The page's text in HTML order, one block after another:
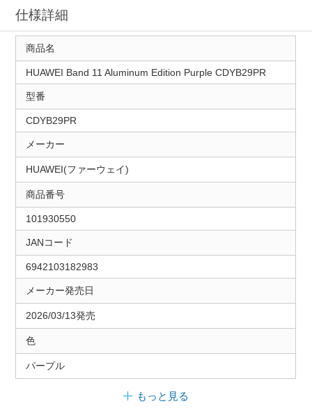
仕様詳細
商品名
HUAWEI Band 11 Aluminum Edition Purple CDYB29PR
型番
CDYB29PR
メーカー
HUAWEI(ファーウェイ)
商品番号
101930550
JANコード
6942103182983
メーカー発売日
2026/03/13発売
色
パープル
もっと見る